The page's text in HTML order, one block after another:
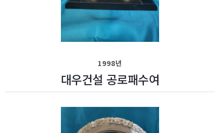
1998년
대우건설 공로패수여